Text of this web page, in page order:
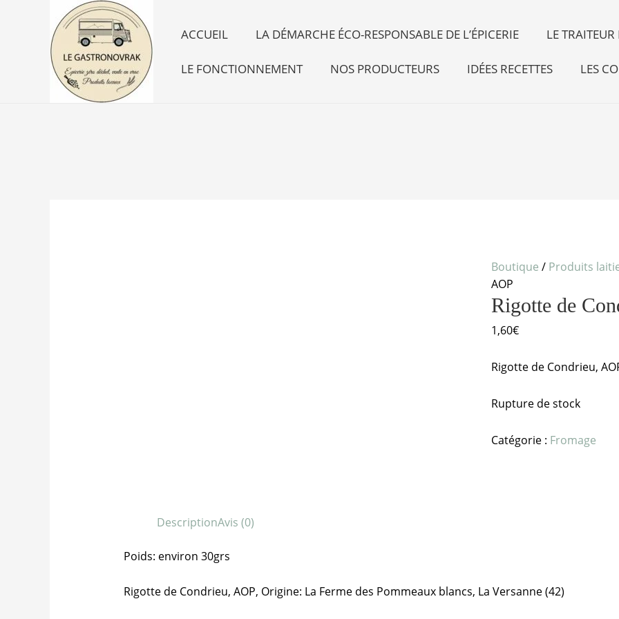
ACCUEIL LA DÉMARCHE ÉCO-RESPONSABLE DE L’ÉPICERIE LE
LE FONCTIONNEMENT NOS PRODUCTEURS IDÉES RECETTES LES
Boutique / Produits
AOP
Rigotte de
1,60€
Rigotte de Condrieu,
Rupture de stock
Catégorie : Fromage
DescriptionAvis (0)
Poids: environ 30grs
Rigotte de Condrieu, AOP, Origine: La Ferme des Pommeaux blancs, La Versanne (42)